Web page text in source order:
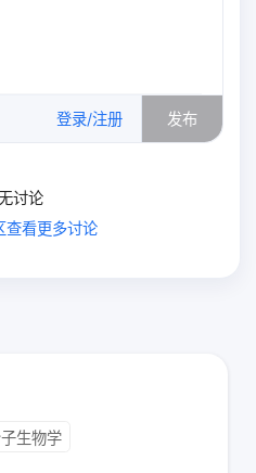
登录/注册 发布
讨论
查看更多讨论
生物学